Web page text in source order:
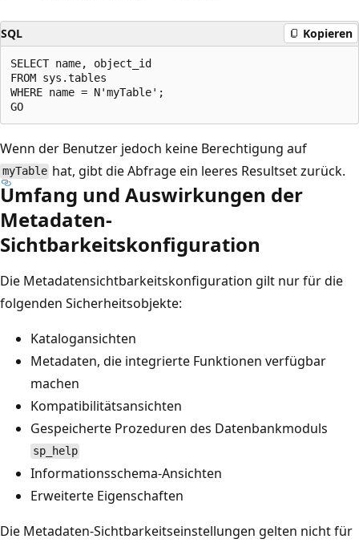
SQL Kopieren
SELECT name, object_id
FROM sys.tables
WHERE name = N'myTable';
Wenn der Benutzer jedoch keine Berechtigung auf
myTable hat, gibt die Abfrage ein leeres Resultset zurück.
Umfang und Auswirkungen der
Metadaten-
Sichtbarkeitskonfiguration
Die Metadatensichtbarkeitskonfiguration gilt nur für die
folgenden Sicherheitsobjekte:
Katalogansichten
Metadaten, die integrierte Funktionen verfügbar
machen
Kompatibilitätsansichten
Gespeicherte Prozeduren des Datenbankmoduls
sp_help
Informationsschema-Ansichten
Erweiterte Eigenschaften
Die Metadaten-Sichtbarkeitseinstellungen gelten nicht für